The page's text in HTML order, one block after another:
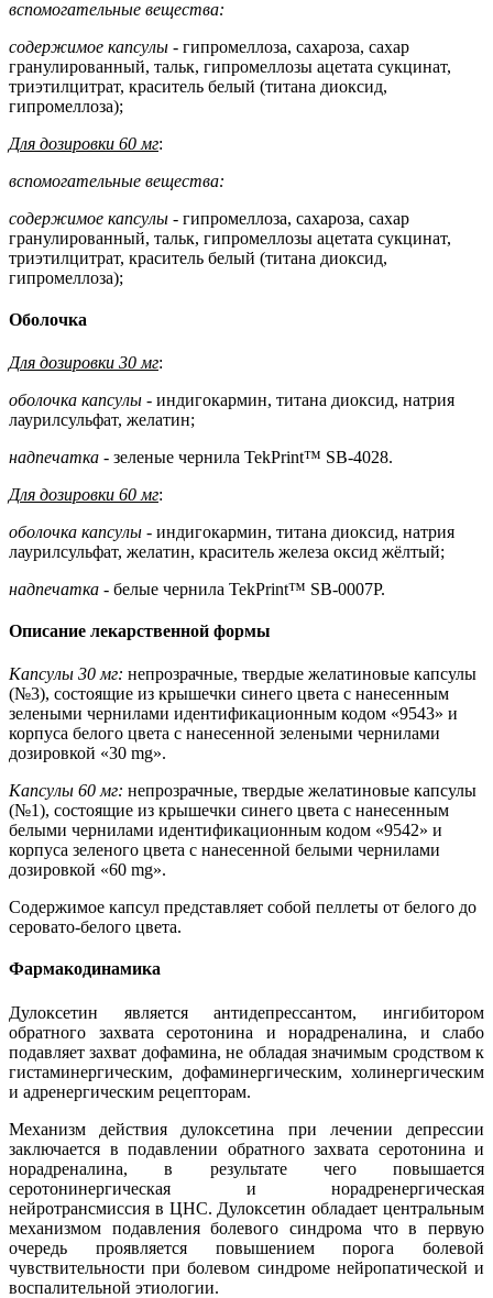
вспомогательные вещества:
содержимое капсулы - гипромеллоза, сахароза, сахар
гранулированный, тальк, гипромеллозы ацетата сукцинат,
триэтилцитрат, краситель белый (титана диоксид,
гипромеллоза);
Для дозировки 60 мг:
вспомогательные вещества:
содержимое капсулы - гипромеллоза, сахароза, сахар
гранулированный, тальк, гипромеллозы ацетата сукцинат,
триэтилцитрат, краситель белый (титана диоксид,
гипромеллоза);
Оболочка
Для дозировки 30 мг:
оболочка капсулы - индигокармин, титана диоксид, натрия
лаурилсульфат, желатин;
надпечатка - зеленые чернила TekPrint™ SB-4028.
Для дозировки 60 мг:
оболочка капсулы - индигокармин, титана диоксид, натрия
лаурилсульфат, желатин, краситель железа оксид жёлтый;
надпечатка - белые чернила TekPrint™ SB-0007P.
Описание лекарственной формы
Капсулы 30 мг: непрозрачные, твердые желатиновые капсулы
(№3), состоящие из крышечки синего цвета с нанесенным
зелеными чернилами идентификационным кодом «9543» и
корпуса белого цвета с нанесенной зелеными чернилами
дозировкой «30 mg».
Капсулы 60 мг: непрозрачные, твердые желатиновые капсулы
(№1), состоящие из крышечки синего цвета с нанесенным
белыми чернилами идентификационным кодом «9542» и
корпуса зеленого цвета с нанесенной белыми чернилами
дозировкой «60 mg».
Содержимое капсул представляет собой пеллеты от белого до
серовато-белого цвета.
Фармакодинамика
Дулоксетин является антидепрессантом, ингибитором
обратного захвата серотонина и норадреналина, и слабо
подавляет захват дофамина, не обладая значимым сродством к
гистаминергическим, дофаминергическим, холинергическим
и адренергическим рецепторам.
Механизм действия дулоксетина при лечении депрессии
заключается в подавлении обратного захвата серотонина и
норадреналина, в результате чего повышается
серотонинергическая и норадренергическая
нейротрансмиссия в ЦНС. Дулоксетин обладает центральным
механизмом подавления болевого синдрома что в первую
очередь проявляется повышением порога болевой
чувствительности при болевом синдроме нейропатической и
воспалительной этиологии.